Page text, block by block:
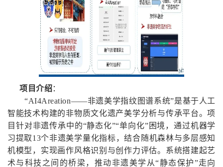
项目介绍：
“AI4Areation——非遗美学指纹图谱系统”是基于人工
智能技术构建的非物质文化遗产美学分析与传承平台。项
目针对非遗传承中的“静态化”“单向化”困境，通过机器学
习提取13个非遗美学量化指标，结合随机森林与多层感知
机模型，实现画作风格识别与创作力评估。系统搭建起艺
术与科技之间的桥梁，推动非遗美学从“静态保护”走向